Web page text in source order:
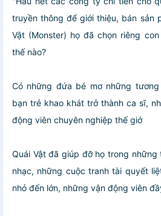
truyền thông để giới thiệu, bán sản
Vật (Monster) họ đã chọn riêng
thế nào?
Có những đứa bé mơ những
bạn trẻ khao khát trở thành ca sĩ,
động viên chuyên nghiệp thế giớ
Quái Vật đã giúp đỡ họ trong
nhạc, những cuộc tranh tài quyết
nhỏ đến lớn, những vận động viên